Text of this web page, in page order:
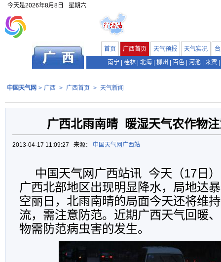
今天是2026年8月8日 星期六
首页 广西首页 天气预报 天气实况
南宁
桂林 北海 柳州 百色 河池 来宾
中国天气网 > 广西 > 广西首页 > 天气新闻
广西北雨南晴 暖湿天气农作物
2013-04-17 11:09:27 来源： 中国天气网广西站
中国天气网广西站讯 今天（17日
广西北部地区出现明显降水，局地达
空丽日，北雨南晴的局面今天还将维
流，需注意防范。近期广西天气回暖
物需防范病虫害的发生。